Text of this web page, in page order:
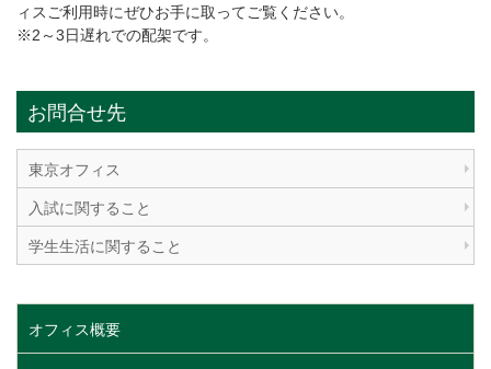
ィスご利用時にぜひお手に取ってご覧ください。
※2～3日遅れでの配架です。
お問合せ先
東京オフィス
入試に関すること
学生生活に関すること
オフィス概要